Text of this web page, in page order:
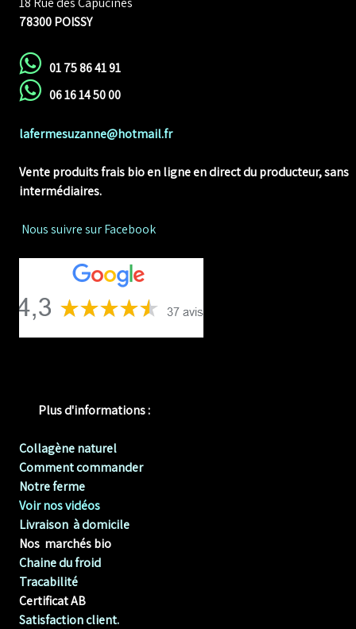
78300 POISSY
01 75 86 41 91
06 16 14 50 00
lafermesuzanne@hotmail.fr
Vente produits frais bio en ligneen direct du producteur, sans
intermédiaires.
Nous suivre sur Facebook
Plus d'informations :
Collagène naturel
Comment commander
Notre ferme
Voir nos vidéos
Livraison à domicile
Nos marchés bio
Chaine du froid
Tracabilité
Certificat AB
Satisfaction client.